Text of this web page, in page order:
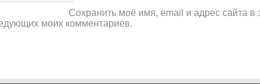
Сохранить моё имя, email и адрес сайта в
моих комментариев.